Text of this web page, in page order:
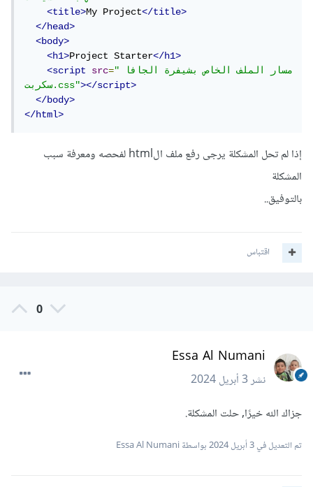
<title>My Project</title>
</head>
<body>
<h1>Project Starter</h1>
<script
src="مسار الملف الخاص بشيفرة الجافا
سكربت.css"></script>
</body>
</html>
إذا لم تحل المشكلة يرجى رفع ملف الhtml لفحصه ومعرفة سبب
المشكلة
بالتوفيق..
اقتباس
0
Essa Al Numani
نشر3 أبريل 2024
جزاك الله خيرًا, حلت المشكلة.
تم التعديل في3 أبريل 2024 بواسطة Essa Al Numani